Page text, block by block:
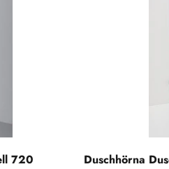
720 Duschhörna